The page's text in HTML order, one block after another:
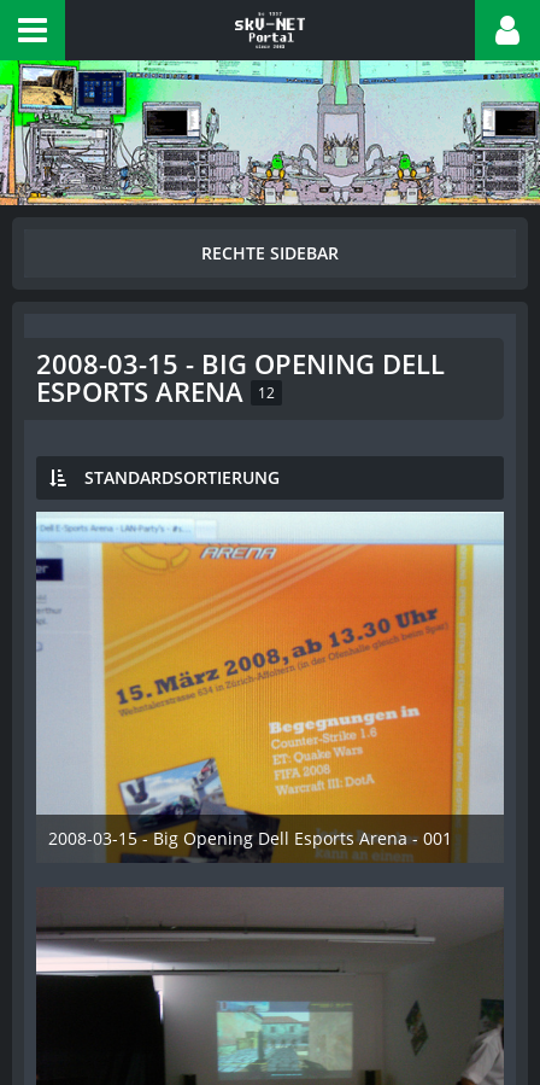
2008-03-15 - BIG OPENING DELL
ESPORTS ARENA 12
STANDARDSORTIERUNG
2008-03-15 - Big Opening Dell Esports Arena - 001
28. Dezember 2012